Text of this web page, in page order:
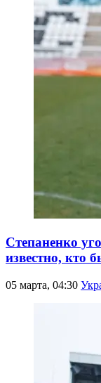
Степаненко
известно, кто
05 марта, 04:30